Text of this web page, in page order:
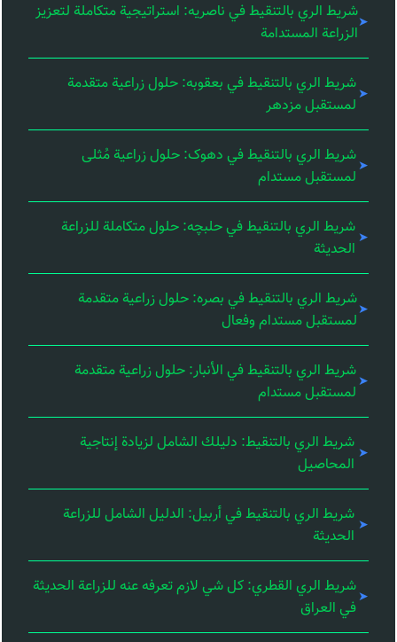
شريط الري بالتنقيط في ناصریه: استراتيجية متكاملة لتعزيز
الزراعة المستدامة
شريط الري بالتنقيط في بعقوبه: حلول زراعية متقدمة
لمستقبل مزدهر
شريط الري بالتنقيط في دهوک: حلول زراعية مُثلى
لمستقبل مستدام
شريط الري بالتنقيط في حلبچه: حلول متكاملة للزراعة
الحديثة
شريط الري بالتنقيط في بصره: حلول زراعية متقدمة
لمستقبل مستدام وفعال
شريط الري بالتنقيط في الأنبار: حلول زراعية متقدمة
لمستقبل مستدام
شريط الري بالتنقيط: دليلك الشامل لزيادة إنتاجية
المحاصيل
شريط الري بالتنقيط في أربيل: الدليل الشامل للزراعة
الحديثة
شريط الري القطري: كل شي لازم تعرفه عنه للزراعة الحديثة
في العراق